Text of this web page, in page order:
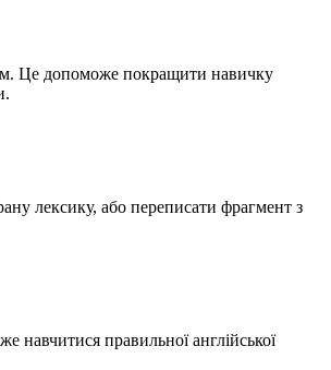
Це допоможе покращити навичку
лексику, або переписати фрагмент з
навчитися правильної англійської